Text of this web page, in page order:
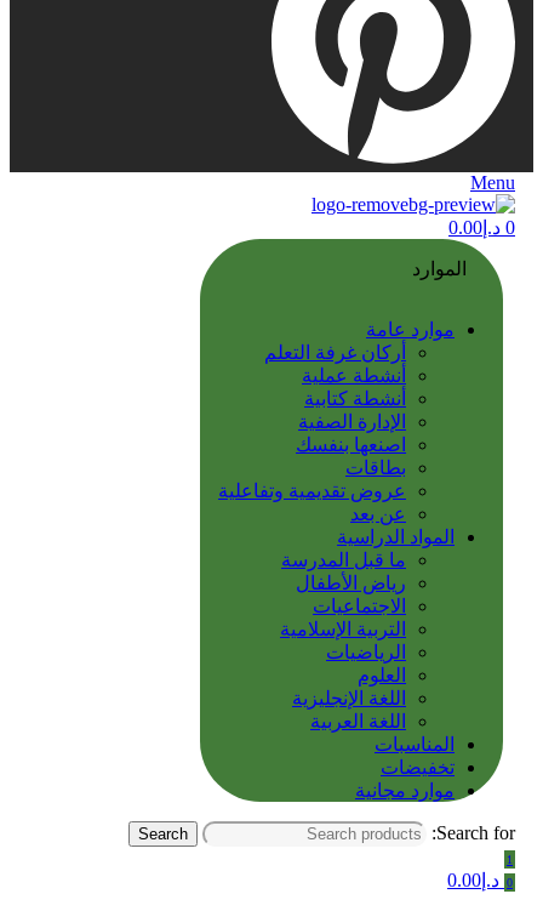
Menu
0 د.إ 0.00
الموارد
موارد عامة
أركان غرفة التعلم
أنشطة عملية
أنشطة كتابية
الإدارة الصفية
اصنعها بنفسك
بطاقات
عروض تقديمية وتفاعلية
عن بعد
المواد الدراسية
ما قبل المدرسة
رياض الأطفال
الاجتماعيات
التربية الإسلامية
الرياضيات
العلوم
اللغة الإنجليزية
اللغة العربية
المناسبات
تخفيضات
موارد مجانية
Search for:
Search
1
0 د.إ 0.00